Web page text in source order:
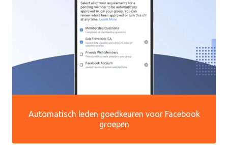
Automatisch leden goedkeuren voor Facebook
groepen